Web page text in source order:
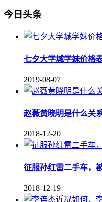
今日头条
七夕大学城学妹价格
2019-08-07
赵薇黄晓明是什么关
2018-12-20
征服孙红雷二手车，
2018-12-19